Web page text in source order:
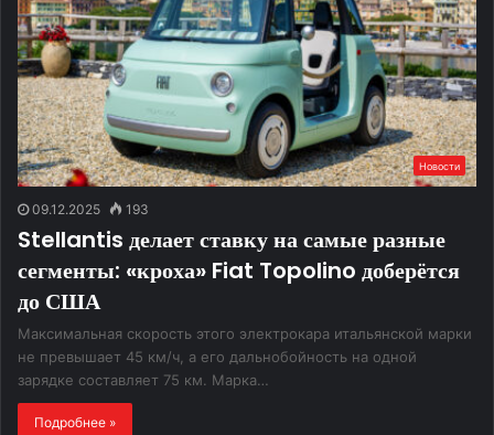
Новости
09.12.2025 193
Stellantis делает ставку на самые разные
сегменты: «кроха» Fiat Topolino доберётся
до США
Максимальная скорость этого электрокара итальянской марки
не превышает 45 км/ч, а его дальнобойность на одной
зарядке составляет 75 км. Марка…
Подробнее »